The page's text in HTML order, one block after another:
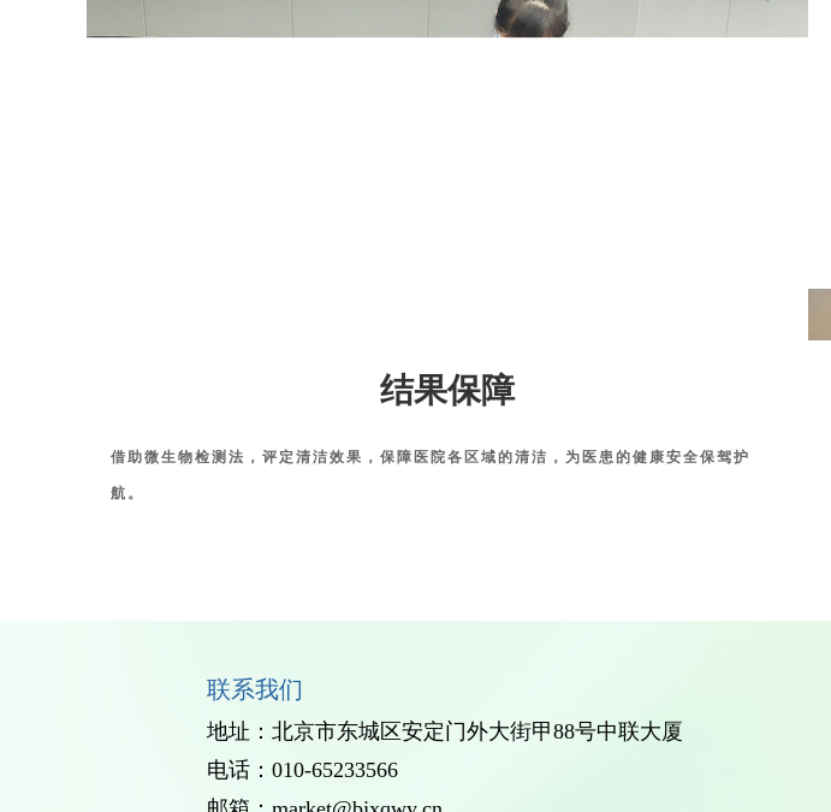
结果保障
借助微生物检测法，评定清洁效果，保障医院各区域的清洁，为医患的健康安全保驾护
航。
联系我们
地址：北京市东城区安定门外大街甲88号中联大厦
电话：010-65233566